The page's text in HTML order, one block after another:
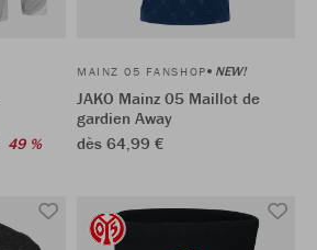
49 %
MAINZ 05 FANSHOP NEW!
JAKO Mainz 05 Maillot de
gardien Away
dès 64,99 €